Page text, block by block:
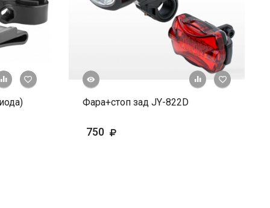
+ К сравнению
В избранное + К
просмотр
Фара+стоп зад JY-822D
750